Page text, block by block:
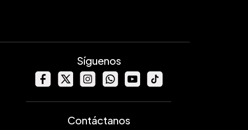
Síguenos
Contáctanos